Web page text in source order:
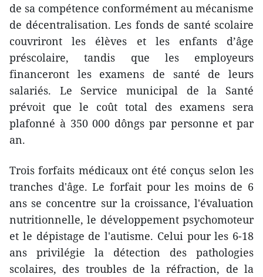
de sa compétence conformément au mécanisme
de décentralisation. Les fonds de santé scolaire
couvriront les élèves et les enfants d’âge
préscolaire, tandis que les employeurs
financeront les examens de santé de leurs
salariés. Le Service municipal de la Santé
prévoit que le coût total des examens sera
plafonné à 350 000 dôngs par personne et par
an.
Trois forfaits médicaux ont été conçus selon les
tranches d'âge. Le forfait pour les moins de 6
ans se concentre sur la croissance, l'évaluation
nutritionnelle, le développement psychomoteur
et le dépistage de l'autisme. Celui pour les 6-18
ans privilégie la détection des pathologies
scolaires, des troubles de la réfraction, de la